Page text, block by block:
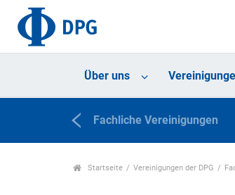
Über uns
Fachliche Vereinigungen
Startseite Vereinigungen der DPG